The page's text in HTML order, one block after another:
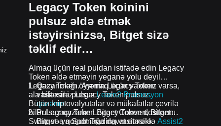
Legacy Token koinini
pulsuz əldə etmək
istəyirsinizsə, Bitget sizə
təklif edir…
Almaq üçün real puldan istifadə edin Legacy
Token əldə etməyin yeganə yolu deyil
Legacy Token. Ayrmaq üçün vaxtınız varsa,
ala bilərsiniz Legacy Token pulsuz.
Qazanmağı öyrənin Legacy Token
vasitəsilə pulsuzLearn2 Promosyon
qazanın
Pulsuz qazanın Legacy Token dostlarını
Bitget-ə qoşulmağa dəvət etməklə Assist2
Bütün kriptovalyutalar və mükafatlar çevrilə
bilər Legacy Token Bitget Convert, Bitget
Swap və ya Spot Trading vasitəsilə.